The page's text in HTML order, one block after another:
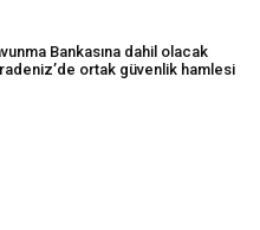
Bankasına dahil olacak
ortak güvenlik hamlesi